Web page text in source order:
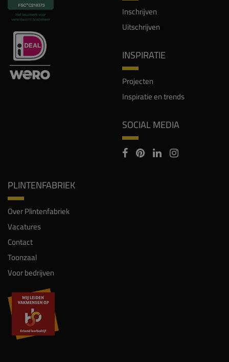
Inschrijven
Uitschrijven
INSPIRATIE
Projecten
Inspiratie en trends
SOCIAL MEDIA
PLINTENFABRIEK
Over Plintenfabriek
Vacatures
Contact
Toonzaal
Voor bedrijven